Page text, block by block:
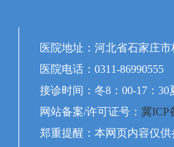
医院地址：河北省石家庄
医院电话：0311-86990555
接诊时间：冬8：00-17：30
网站备案/许可证号： 冀ICP
郑重提醒：本网页内容仅